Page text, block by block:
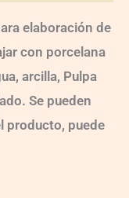
elaboración de
con porcelana
arcilla, Pulpa
Se pueden
producto, puede